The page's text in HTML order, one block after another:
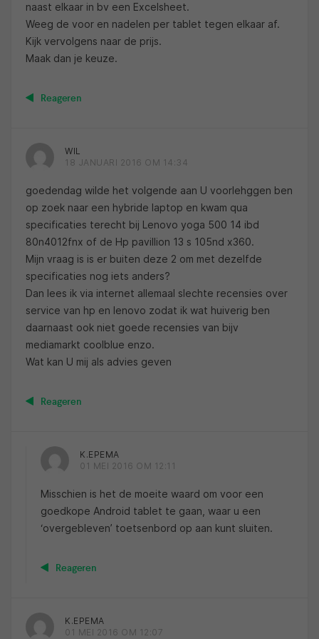
naast elkaar in bv een Excelsheet.
Weeg de voor en nadelen per tablet tegen elkaar af.
Kijk vervolgens naar de prijs.
Maak dan je keuze.
Reageren
WIL
18 JANUARI 2016 OM 14:34
goedendag wilde het volgende aan U voorlehggen ben
op zoek naar een hybride laptop en kwam qua
specificaties terecht bij Lenovo yoga 500 14 ibd
80n4012fnx of de Hp pavillion 13 s 105nd x360.
Mijn vraag is is er buiten deze 2 om met dezelfde
specificaties nog iets anders?
Dan lees ik via internet allemaal slechte recensies over
service van hp en lenovo zodat ik wat huiverig ben
daarnaast ook niet goede recensies van bijv
mediamarkt coolblue enzo.
Wat kan U mij als advies geven
Reageren
K.EPEMA
01 MEI 2016 OM 12:11
Misschien is het de moeite waard om voor een
goedkope Android tablet te gaan, waar u een
‘overgebleven’ toetsenbord op aan kunt sluiten.
Reageren
K.EPEMA
01 MEI 2016 OM 12:07